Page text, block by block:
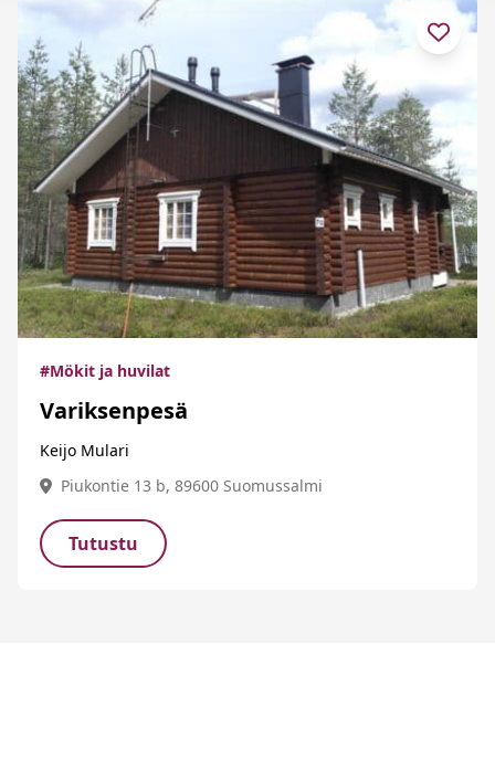
#Mökit ja huvilat
Variksenpesä
Keijo Mulari
Piukontie 13 b, 89600 Suomussalmi
Tutustu